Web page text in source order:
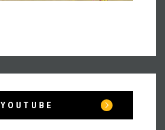
YOUTUBE